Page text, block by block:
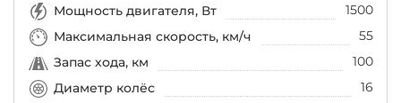
Мощность двигателя, Вт
1500
Максимальная скорость, км/ч
55
Запас хода, км
100
Диаметр колёс
16